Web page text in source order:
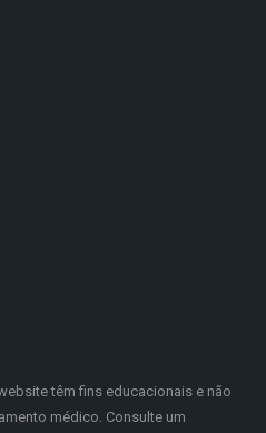
têm fins educacionais e não
médico. Consulte um